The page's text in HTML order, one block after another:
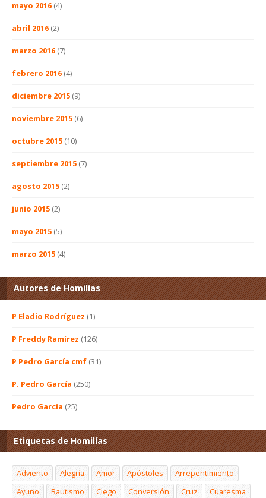
mayo 2016 (4)
abril 2016 (2)
marzo 2016 (7)
febrero 2016 (4)
diciembre 2015 (9)
noviembre 2015 (6)
octubre 2015 (10)
septiembre 2015 (7)
agosto 2015 (2)
junio 2015 (2)
mayo 2015 (5)
marzo 2015 (4)
Autores de Homilías
P Eladio Rodríguez (1)
P Freddy Ramírez (126)
P Pedro García cmf (31)
P. Pedro García (250)
Pedro García (25)
Etiquetas de Homilías
Adviento Alegría Amor Apóstoles
Arrepentimiento
Ayuno
Bautismo Ciego Conversión Cruz
Cuaresma